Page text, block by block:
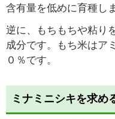
含有量を低めに育種し
逆に、もちもちや粘り
成分です。もち米はア
０％です。
ミナミニシキを求め